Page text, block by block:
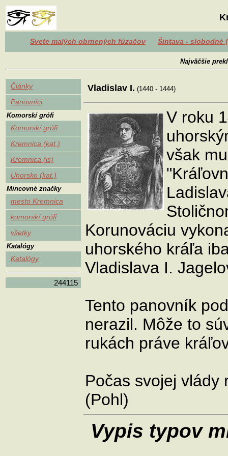
Svete malých obrnených fúzačov Šintava - slobodné
Najväčšie
Články
Panovníci
Komorskí grófi
Komorskí grófi
Kremnica (kat.)
Kremnica (is)
Uhorsko (kat.)
Mincovné značky
mesto Kremnica
komorskí grófi
všetky
Katalógy
Katalógy
244115
Vladislav I. (1440 - 1444)
V roku
však
Korunováciu
uhorského kráľa
Vladislava I.
Tento panovník
nerazil. Môže to
rukách práve
Počas svojej vlády
(Pohl)
Vypis typov